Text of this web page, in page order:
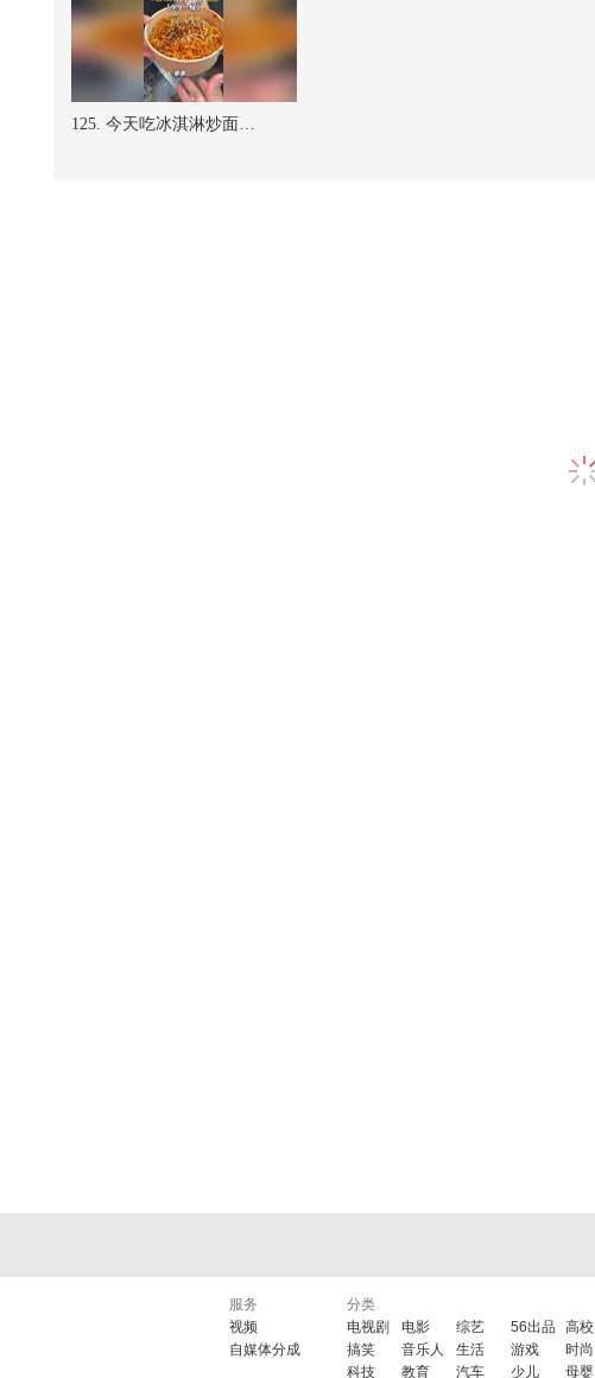
125. 今天吃冰淇淋炒面…
服务
视频
自媒体分成
分类
电视剧
电影 综艺 56出品 高校
搞笑
音乐人 生活 游戏 时尚
科技
教育 汽车 少儿 母婴